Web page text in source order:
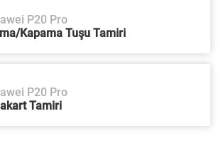
P20 Pro
Kapama Tuşu Tamiri
P20 Pro
Tamiri